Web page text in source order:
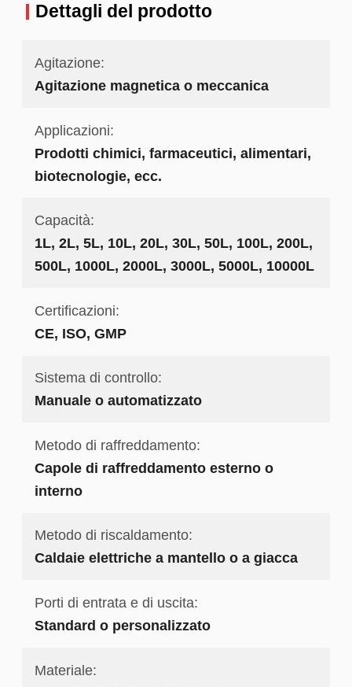
Dettagli del prodotto
Agitazione:
Agitazione magnetica o meccanica
Applicazioni:
Prodotti chimici, farmaceutici, alimentari,
biotecnologie, ecc.
Capacità:
1L, 2L, 5L, 10L, 20L, 30L, 50L, 100L, 200L,
500L, 1000L, 2000L, 3000L, 5000L, 10000L
Certificazioni:
CE, ISO, GMP
Sistema di controllo:
Manuale o automatizzato
Metodo di raffreddamento:
Capole di raffreddamento esterno o
interno
Metodo di riscaldamento:
Caldaie elettriche a mantello o a giacca
Porti di entrata e di uscita:
Standard o personalizzato
Materiale: